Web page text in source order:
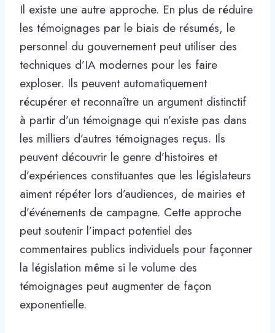
Il existe une autre approche. En plus de réduire
les témoignages par le biais de résumés, le
personnel du gouvernement peut utiliser des
techniques d’IA modernes pour les faire
exploser. Ils peuvent automatiquement
récupérer et reconnaître un argument distinctif
à partir d’un témoignage qui n’existe pas dans
les milliers d’autres témoignages reçus. Ils
peuvent découvrir le genre d’histoires et
d’expériences constituantes que les législateurs
aiment répéter lors d’audiences, de mairies et
d’événements de campagne. Cette approche
peut soutenir l’impact potentiel des
commentaires publics individuels pour façonner
la législation même si le volume des
témoignages peut augmenter de façon
exponentielle.